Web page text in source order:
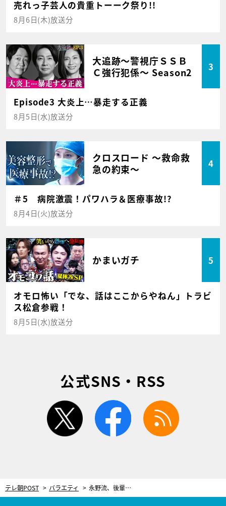
売れっ子芸人の貴重トーーク祭り!!
8月6日(木)放送分
大追跡～警視庁ＳＳＢ
Ｃ強行犯係～ Season2
3
Episode3 大炎上…暴走する正義
8月5日(水)放送分
クロスロード ～救命救
急の約束～
4
＃5 病院激震！パワハラ＆医療事故!?
8月4日(火)放送分
かまいガチ 5
オモロ怖い「でな、話はここからやねん」トラビ
ス松倉参戦！
8月5日(水)放送分
公式SNS・RSS
twitter facebook
テレ朝POST バラエティ 永野流、後輩の呼び分け術！誰にでも使える“最強の呼び方”に令和ロマンくるま「地元の友達っぽくて嬉しい」